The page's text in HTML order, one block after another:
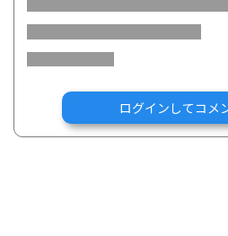
ログインしてコメ